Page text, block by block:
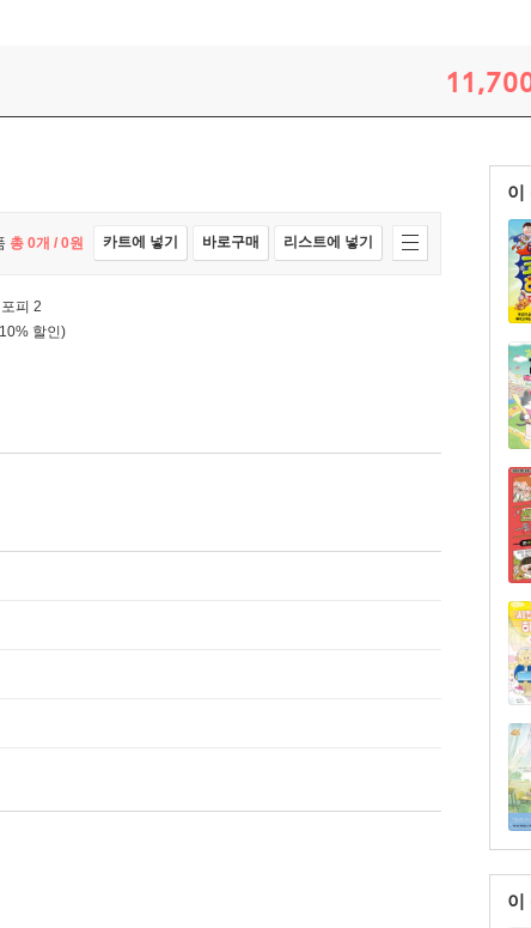
이
이
총 0개 / 0원 카트에 넣기 바로구매 리스트에 넣기
피 2
할인)